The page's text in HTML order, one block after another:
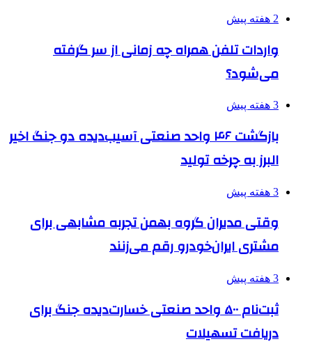
2 هفته پیش
واردات تلفن همراه چه زمانی از سر گرفته
می‌شود؟
3 هفته پیش
بازگشت ۴۶ واحد صنعتی آسیب‌دیده دو جنگ اخیر
البرز به چرخه تولید
3 هفته پیش
وقتی مدیران گروه بهمن تجربه مشابهی برای
مشتری ایران‌خودرو رقم می‌زنند
3 هفته پیش
ثبت‌نام ۵۰۰ واحد صنعتی خسارت‌دیده جنگ برای
دریافت تسهیلات